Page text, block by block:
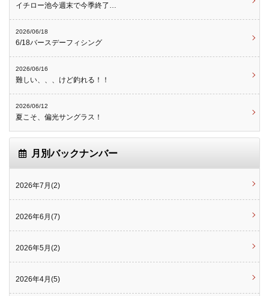
イチロー池今週末で今季終了…
2026/06/18
6/18バースデーフィシング
2026/06/16
難しい、、、けど釣れる！！
2026/06/12
夏こそ、偏光サングラス！
月別バックナンバー
2026年7月(2)
2026年6月(7)
2026年5月(2)
2026年4月(5)